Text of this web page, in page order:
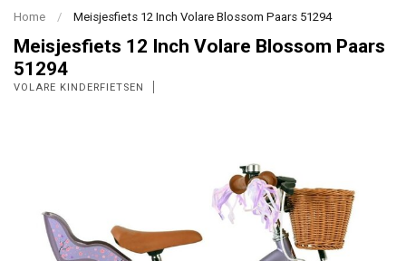
Home / Meisjesfiets 12 Inch Volare Blossom Paars 51294
Meisjesfiets 12 Inch Volare Blossom Paars
51294
VOLARE KINDERFIETSEN